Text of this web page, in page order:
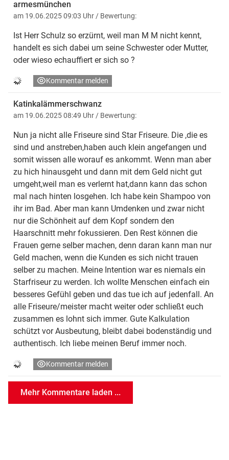
armesmünchen
am 19.06.2025 09:03 Uhr/ Bewertung:
Ist Herr Schulz so erzürnt, weil man M M nicht kennt,
handelt es sich dabei um seine Schwester oder Mutter,
oder wieso echauffiert er sich so ?
Kommentar melden
Katinkalämmerschwanz
am 19.06.2025 08:49 Uhr/ Bewertung:
Nun ja nicht alle Friseure sind Star Friseure. Die ,die es
sind und anstreben,haben auch klein angefangen und
somit wissen alle worauf es ankommt. Wenn man aber
zu hich hinausgeht und dann mit dem Geld nicht gut
umgeht,weil man es verlernt hat,dann kann das schon
mal nach hinten losgehen. Ich habe kein Shampoo von
ihr im Bad. Aber man kann Umdenken und zwar nicht
nur die Schönheit auf dem Kopf sondern den
Haarschnitt mehr fokussieren. Den Rest können die
Frauen gerne selber machen, denn daran kann man nur
Geld machen, wenn die Kunden es sich nicht trauen
selber zu machen. Meine Intention war es niemals ein
Starfriseur zu werden. Ich wollte Menschen einfach ein
besseres Gefühl geben und das tue ich auf jedenfall. An
alle Friseure/meister macht weiter oder schließt euch
zusammen es lohnt sich immer. Gute Kalkulation
schützt vor Ausbeutung, bleibt dabei bodenständig und
authentisch. Ich liebe meinen Beruf immer noch.
Kommentar melden
Mehr Kommentare laden ...